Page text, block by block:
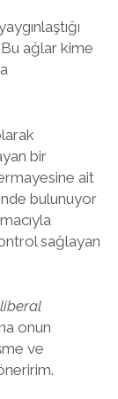
ağlar kime
bir
ait
bulunuyor
sağlayan
onun
ve